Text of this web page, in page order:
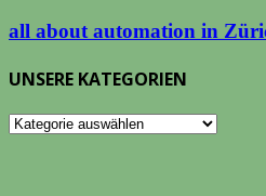
all about automation in
UNSERE KATEGORIEN
UNSERE